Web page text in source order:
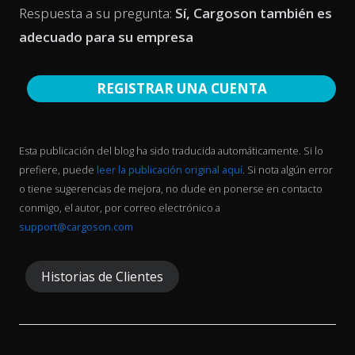
Respuesta a su pregunta: Sí, Cargoson también es
adecuado para su empresa
REGISTRAR UNA CUENTA
Esta publicación del blog ha sido traducida automáticamente. Si lo
prefiere, puede leer la publicación original aquí. Si nota algún error
o tiene sugerencias de mejora, no dude en ponerse en contacto
conmigo, el autor, por correo electrónico a
support@cargoson.com
Historias de Clientes